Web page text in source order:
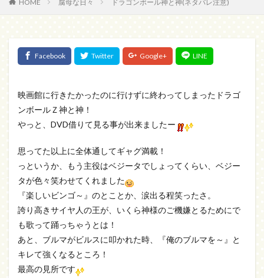
HOME 腐母な日々 ドラゴンボール神と神(ネタバレ注意)
映画館に行きたかったのに行けずに終わってしまったドラゴ
ンボールＺ神と神！
やっと、DVD借りて見る事が出来ましたー
思ってた以上に全体通してギャグ満載！
っというか、もう主役はベジータでしょってくらい、ベジー
タが色々笑わせてくれました
『楽しいビンゴ～』のとことか、涙出る程笑ったさ。
誇り高きサイヤ人の王が、いくら神様のご機嫌とるためにで
も歌って踊っちゃうとは！
あと、ブルマがビルスに叩かれた時、『俺のブルマを～』と
キレて強くなるところ！
最高の見所です